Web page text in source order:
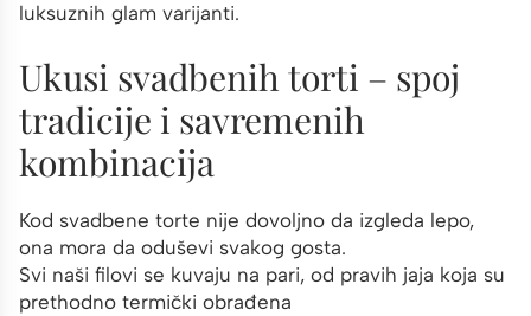
luksuznih glam varijanti.
Ukusi svadbenih torti – spoj
tradicije i savremenih
kombinacija
Kod svadbene torte nije dovoljno da izgleda lepo,
ona mora da oduševi svakog gosta.
Svi naši filovi se kuvaju na pari, od pravih jaja koja su
prethodno termički obrađena